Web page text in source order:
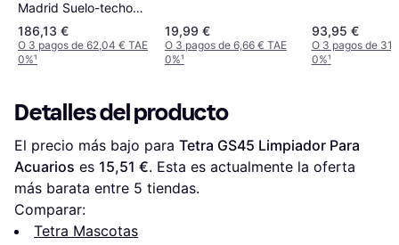
Madrid Suelo-techo
245-270 cm Plati
186,13 €
O 3 pagos de 62,04 € TAE
0%¹
19,99 €
O 3 pagos de 6,66 € TAE
0%¹
93,95 €
O 3 pagos de
0%¹
Detalles del producto
El precio más bajo para Tetra GS45 Limpiador Para
Acuarios es 15,51 €. Esta es actualmente la oferta
más barata entre 5 tiendas.
Comparar:
Tetra Mascotas